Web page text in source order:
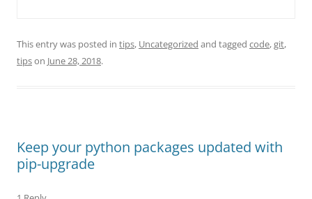
This entry was posted in tips, Uncategorized and tagged code,git,
tipson June 28, 2018.
Keep your python packages updated with
pip-upgrade